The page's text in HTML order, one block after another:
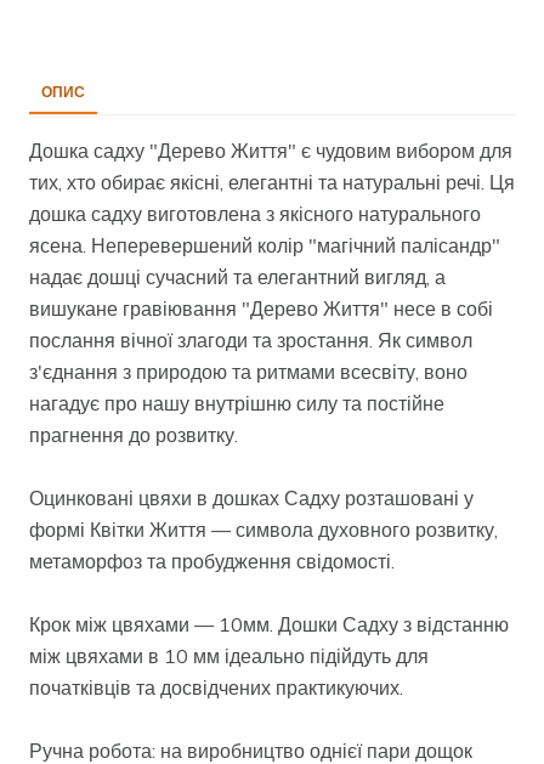
ОПИС
Дошка садху "Дерево Життя" є чудовим вибором для
тих, хто обирає якісні, елегантні та натуральні речі. Ця
дошка садху виготовлена з якісного натурального
ясена. Неперевершений колір "магічний палісандр"
надає дошці сучасний та елегантний вигляд, а
вишукане гравіювання "Дерево Життя" несе в собі
послання вічної злагоди та зростання. Як символ
з'єднання з природою та ритмами всесвіту, воно
нагадує про нашу внутрішню силу та постійне
прагнення до розвитку.
Оцинковані цвяхи в дошках Садху розташовані у
формі Квітки Життя — символа духовного розвитку,
метаморфоз та пробудження свідомості.
Крок між цвяхами — 10мм. Дошки Садху з відстанню
між цвяхами в 10 мм ідеально підійдуть для
початківців та досвідчених практикуючих.
Ручна робота: на виробництво однієї пари дощок